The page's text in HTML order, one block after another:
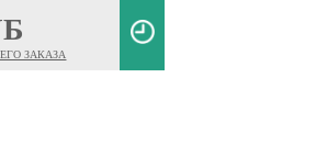
ЗАКАЗА